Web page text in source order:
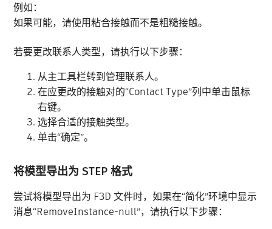
例如：
如果可能，请使用粘合接触而不是粗糙接触。
若要更改联系人类型，请执行以下步骤：
从主工具栏转到管理联系人。
在应更改的接触对的“Contact Type”列中单击鼠标
右键。
选择合适的接触类型。
单击“确定”。
将模型导出为 STEP 格式
尝试将模型导出为 F3D 文件时，如果在“简化”环境中显示
消息“RemoveInstance-null”，请执行以下步骤：